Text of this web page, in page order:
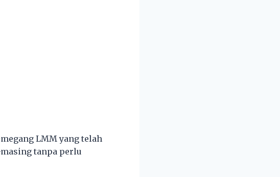
LMM yang telah
tanpa perlu